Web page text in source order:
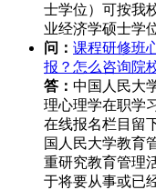
士学位）可按我
业经济学硕士学
问： 课程研修班
报？怎么咨询院
答： 中国人民大
理心理学在职学
在线报名栏目留
国人民大学教育
重研究教育管理
于将要从事或已